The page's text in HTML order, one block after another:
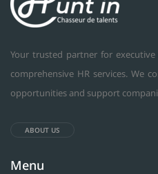
Your trusted partner for
comprehensive HR services. We
opportunities and support
ABOUT US
Menu